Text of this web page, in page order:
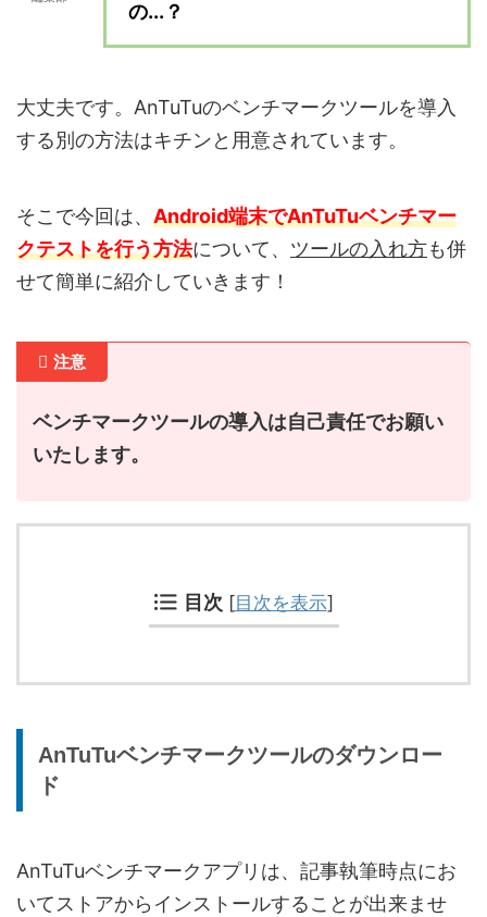
の...？
大丈夫です。AnTuTuのベンチマークツールを導入
する別の方法はキチンと用意されています。
そこで今回は、 Android端末でAnTuTuベンチマー
クテストを行う方法について、 ツールの入れ方も併
せて簡単に紹介していきます！
注意
ベンチマークツールの導入は自己責任でお願い
いたします。
目次 [目次を表示]
AnTuTuベンチマークツールのダウンロー
ド
AnTuTuベンチマークアプリは、記事執筆時点にお
いてストアからインストールすることが出来ませ